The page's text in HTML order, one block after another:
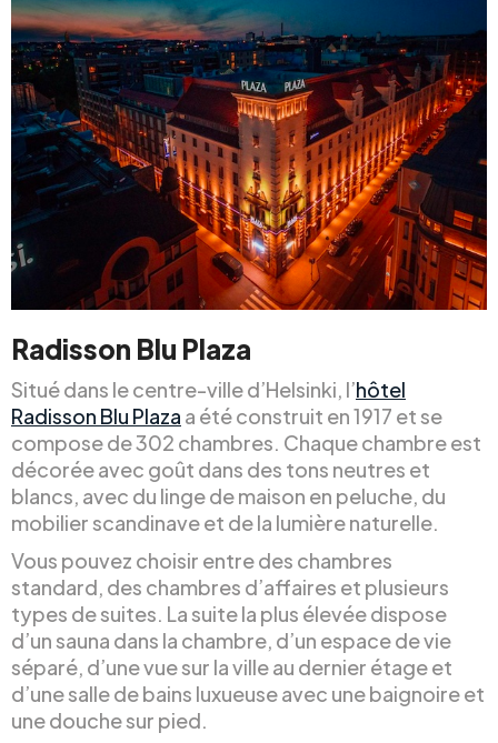
Radisson Blu Plaza
Situé dans le centre-ville d’Helsinki, l’hôtel
Radisson Blu Plaza a été construit en 1917 et se
compose de 302 chambres. Chaque chambre est
décorée avec goût dans des tons neutres et
blancs, avec du linge de maison en peluche, du
mobilier scandinave et de la lumière naturelle.
Vous pouvez choisir entre des chambres
standard, des chambres d’affaires et plusieurs
types de suites. La suite la plus élevée dispose
d’un sauna dans la chambre, d’un espace de vie
séparé, d’une vue sur la ville au dernier étage et
d’une salle de bains luxueuse avec une baignoire et
une douche sur pied.